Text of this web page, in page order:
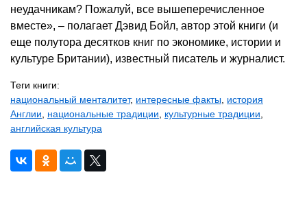
неудачникам? Пожалуй, все вышеперечисленное
вместе», – полагает Дэвид Бойл, автор этой книги (и
еще полутора десятков книг по экономике, истории и
культуре Британии), известный писатель и журналист.
Теги книги:
национальный менталитет, интересные факты история
Англии
национальные традиции культурные традиции
английская культура